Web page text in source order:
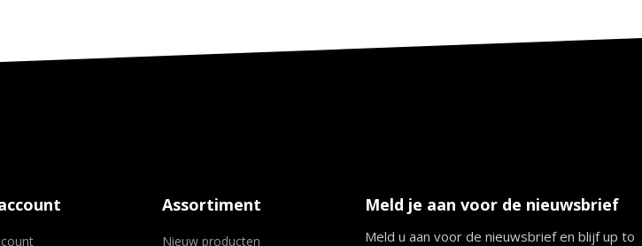
Assortiment
Nieuw producten
Meld je aan voor de nieuwsbrief
Meld u aan voor de nieuwsbrief en blijf up to